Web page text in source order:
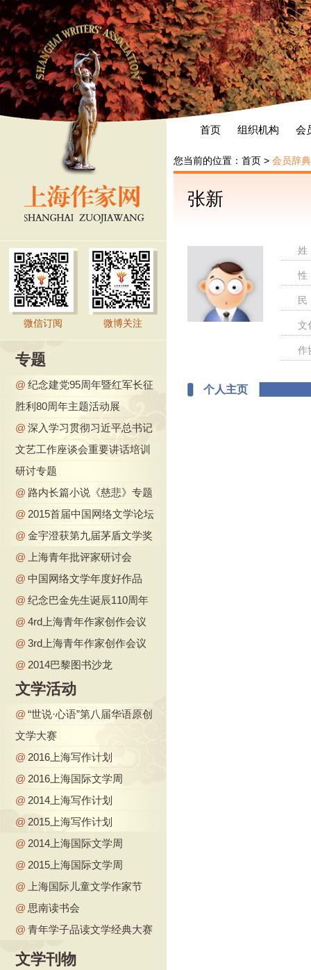
首页 组织机构 会
微信订阅 微博关注
专题
@ 纪念建党95周年暨红军长征
胜利80周年主题活动展
@ 深入学习贯彻习近平总书记
文艺工作座谈会重要讲话培训
研讨专题
@ 路内长篇小说《慈悲》专题
@ 2015首届中国网络文学论坛
@ 金宇澄获第九届茅盾文学奖
@
上海青年批评家研讨会
@ 中国网络文学年度好作品
@ 纪念巴金先生诞辰110周年
@ 4rd上海青年作家创作会议
@ 3rd上海青年作家创作会议
@ 2014巴黎图书沙龙
文学活动
@ “世说·心语”第八届华语原创
文学大赛
@ 2016上海写作计划
@ 2016上海国际文学周
@ 2014上海写作计划
@ 2015上海写作计划
@ 2014上海国际文学周
@ 2015上海国际文学周
@
上海国际儿童文学作家节
@ 思南读书会
@ 青年学子品读文学经典大赛
文学刊物
您当前的位置： 首页 > 会员辞典
张新
文
作
个人主页